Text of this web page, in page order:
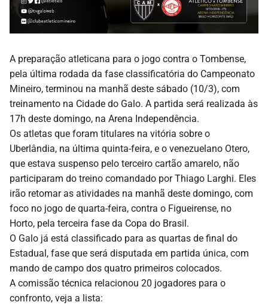
A preparação atleticana para o jogo contra o Tombense,
pela última rodada da fase classificatória do Campeonato
Mineiro, terminou na manhã deste sábado (10/3), com
treinamento na Cidade do Galo. A partida será realizada às
17h deste domingo, na Arena Independência.
Os atletas que foram titulares na vitória sobre o
Uberlândia, na última quinta-feira, e o venezuelano Otero,
que estava suspenso pelo terceiro cartão amarelo, não
participaram do treino comandado por Thiago Larghi. Eles
irão retomar as atividades na manhã deste domingo, com
foco no jogo de quarta-feira, contra o Figueirense, no
Horto, pela terceira fase da Copa do Brasil.
O Galo já está classificado para as quartas de final do
Estadual, fase que será disputada em partida única, com
mando de campo dos quatro primeiros colocados.
A comissão técnica relacionou 20 jogadores para o
confronto, veja a lista: